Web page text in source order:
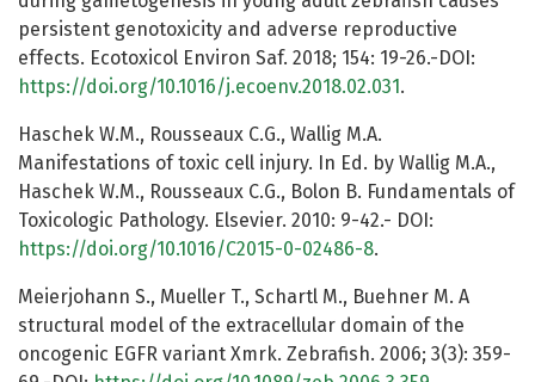
persistent genotoxicity and adverse reproductive
effects. Ecotoxicol Environ Saf. 2018; 154: 19-26.-DOI:
https://doi.org/10.1016/j.ecoenv.2018.02.031 .
Haschek W.M., Rousseaux C.G., Wallig M.A.
Manifestations of toxic cell injury. In Ed. by Wallig M.A.,
Haschek W.M., Rousseaux C.G., Bolon B. Fundamentals of
Toxicologic Pathology. Elsevier. 2010: 9-42.- DOI:
https://doi.org/10.1016/C2015-0-02486-8.
Meierjohann S., Mueller T., Schartl M., Buehner M. A
structural model of the extracellular domain of the
oncogenic EGFR variant Xmrk. Zebrafish. 2006; 3(3): 359-